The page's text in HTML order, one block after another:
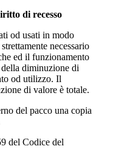
di recesso
od usati in modo
necessario
ed il funzionamento
diminuzione di
od utilizzo. Il
di valore è totale.
del pacco una copia
del Codice del